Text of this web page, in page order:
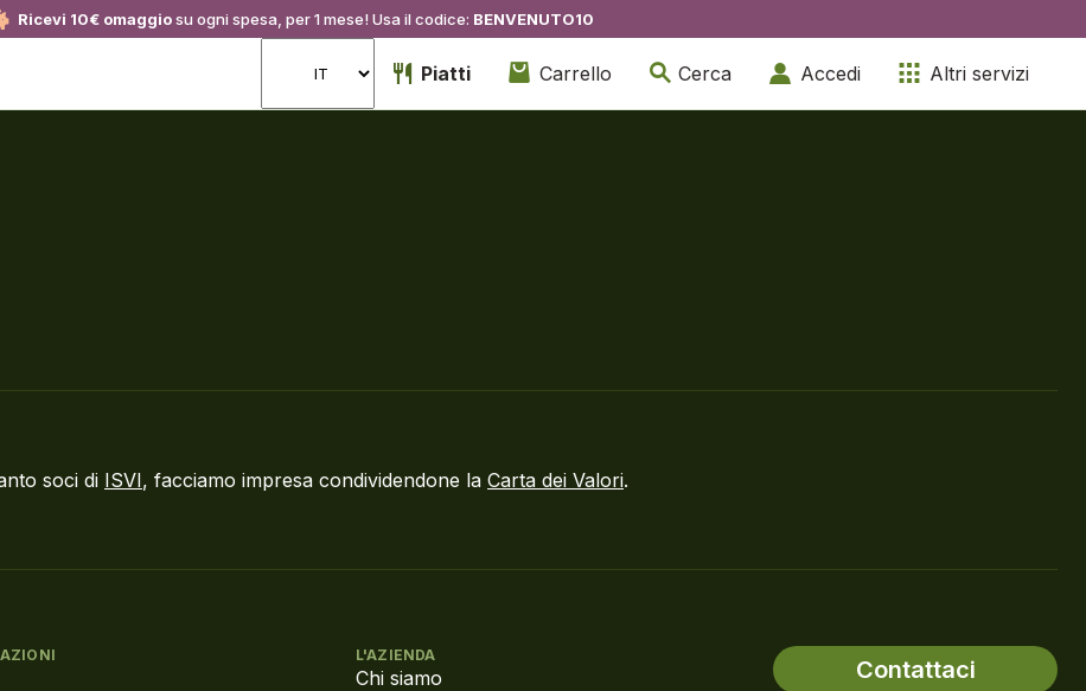
Ricevi 10€ omaggiosu ogni spesa, per 1 mese! Usa il codice: BENVENUTO10
Piatti Carrello Cerca Accedi Altri servizi
soci di ISVI, facciamo impresa condividendone la Carta dei Valori.
L'AZIENDA
Chi siamo
Contattaci